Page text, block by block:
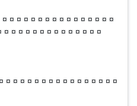
¤ ¤ ¤ ¤ ¤ ¤ ¤ ¤ ¤ ¤ ¤ ¤ ¤ ¤ ¤
¤ ¤ ¤ ¤ ¤ ¤ ¤ ¤ ¤ ¤ ¤ ¤ ¤ ¤
¤ ¤ ¤ ¤ ¤ ¤ ¤ ¤ ¤ ¤ ¤ ¤ ¤ ¤ ¤ ¤